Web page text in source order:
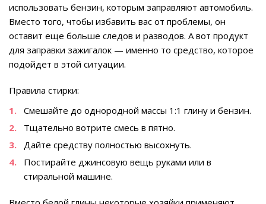
использовать бензин, которым заправляют автомобиль.
Вместо того, чтобы избавить вас от проблемы, он
оставит еще больше следов и разводов. А вот продукт
для заправки зажигалок — именно то средство, которое
подойдет в этой ситуации.
Правила стирки:
Смешайте до однородной массы 1:1 глину и бензин.
Тщательно вотрите смесь в пятно.
Дайте средству полностью высохнуть.
Постирайте джинсовую вещь руками или в
стиральной машине.